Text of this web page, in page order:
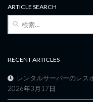
ARTICLE SEARCH
検
RECENT ARTICLES
レンタルサーバーのレス
2026年3月17日